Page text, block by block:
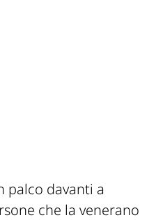
palco davanti a
che la venerano